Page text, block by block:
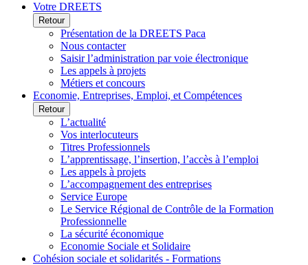
Votre DREETS
Retour
Présentation de la DREETS Paca
Nous contacter
Saisir l’administration par voie électronique
Les appels à projets
Métiers et concours
Economie, Entreprises, Emploi, et Compétences
Retour
L’actualité
Vos interlocuteurs
Titres Professionnels
L’apprentissage, l’insertion, l’accès à l’emploi
Les appels à projets
L’accompagnement des entreprises
Service Europe
Le Service Régional de Contrôle de la Formation
Professionnelle
La sécurité économique
Economie Sociale et Solidaire
Cohésion sociale et solidarités - Formations